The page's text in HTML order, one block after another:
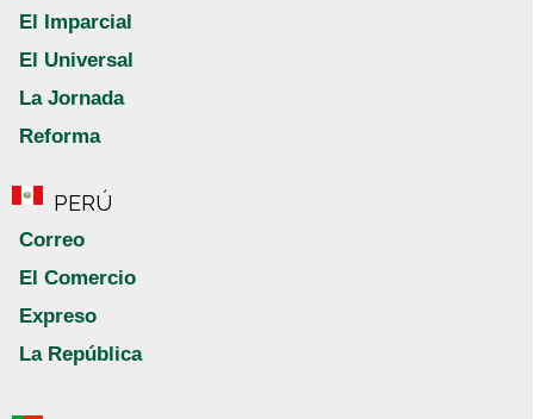
El Imparcial
El Universal
La Jornada
Reforma
PERÚ
Correo
El Comercio
Expreso
La República